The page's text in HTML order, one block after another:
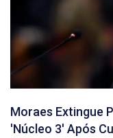
Moraes Extingue
'núcleo 3' Após